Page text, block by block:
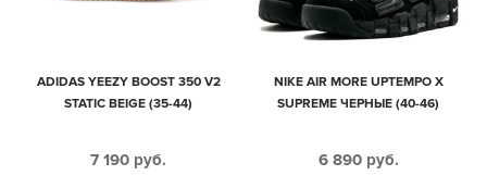
ADIDAS YEEZY BOOST 350 V2
STATIC BEIGE (35-44)
7 190 руб.
NIKE AIR MORE UPTEMPO X
SUPREME ЧЕРНЫЕ (40-46)
6 890 руб.